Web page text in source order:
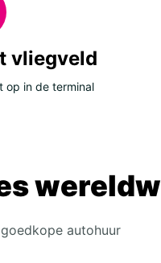
vliegveld
op in de terminal
autohuur